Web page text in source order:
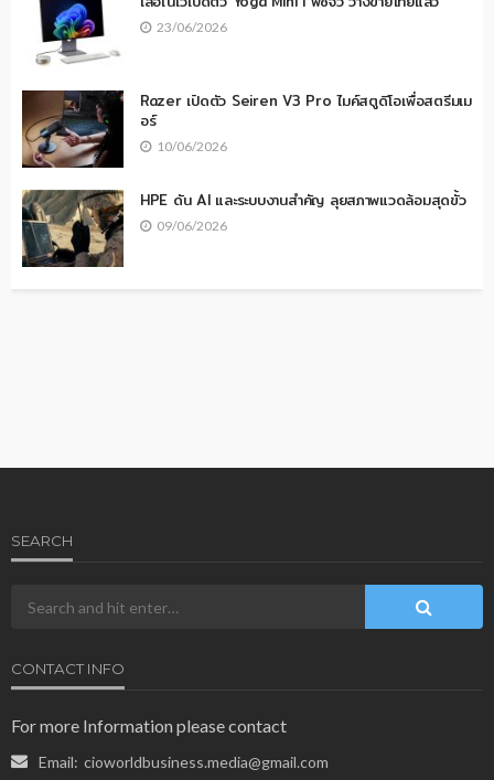
23/06/2026
Razer เปิดตัว Seiren V3 Pro ไมค์สตูดิโอเพื่อสตรีมเม
อร์
10/06/2026
HPE ดัน AI และระบบงานสำคัญ ลุยสภาพแวดล้อมสุดขั้ว
09/06/2026
SEARCH
CONTACT INFO
For more Information please contact
Email: cioworldbusiness.media@gmail.com